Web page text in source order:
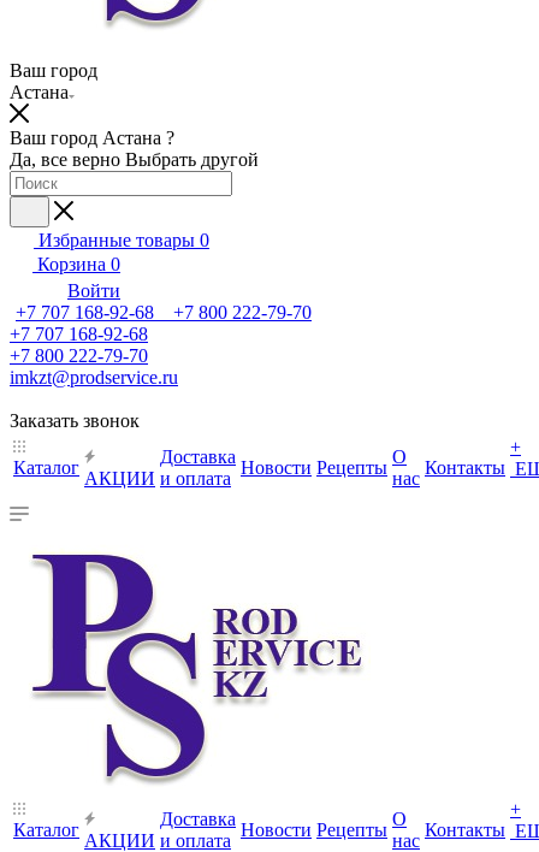
Ваш город
Астана
Ваш город Астана ?
Да, все верно Выбрать другой
Избранные товары 0
Корзина 0
Войти
+7 707 168-92-68 +7 800 222-79-70
+7 707 168-92-68
+7 800 222-79-70
imkzt@prodservice.ru
Заказать звонок
Каталог
АКЦИИ
Доставка
и оплата
Новости Рецепты
О
нас
Контакты
+
Каталог
АКЦИИ
Доставка
и оплата
Новости Рецепты
О
нас
Контакты
+